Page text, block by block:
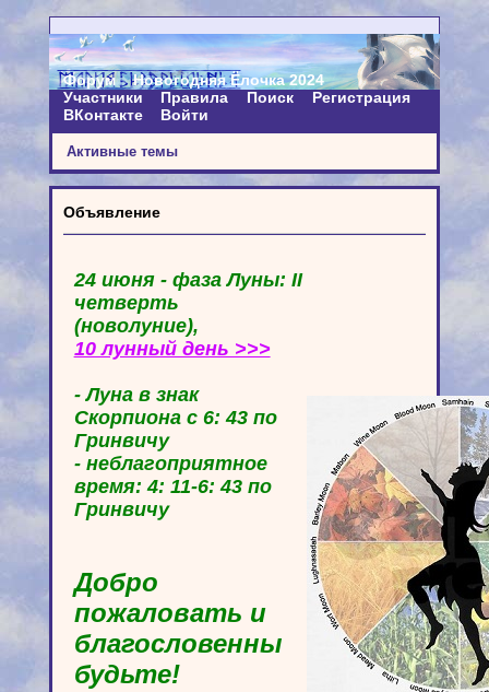
Форум
Новогодняя Ёлочка 2024
Участники
Правила Поиск
Регистрация
ВКонтакте
Войти
Активные темы
Объявление
24 июня - фаза Луны: II
четверть
(новолуние),
10 лунный день >>>
- Луна в знак
Скорпиона с 6: 43 по
Гринвичу
- неблагоприятное
время: 4: 11-6: 43 по
Гринвичу
Добро
пожаловать и
благословенны
будьте!